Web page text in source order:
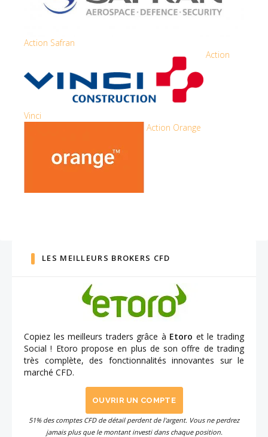
Action Safran
Action
Vinci
Action Orange
LES MEILLEURS BROKERS CFD
Copiez les meilleurs traders grâce à Etoro et le trading
Social ! Etoro propose en plus de son offre de trading
très complète, des fonctionnalités innovantes sur le
marché CFD.
OUVRIR UN COMPTE
51% des comptes CFD de détail perdent de l'argent. Vous ne perdrez
jamais plus que le montant investi dans chaque position.